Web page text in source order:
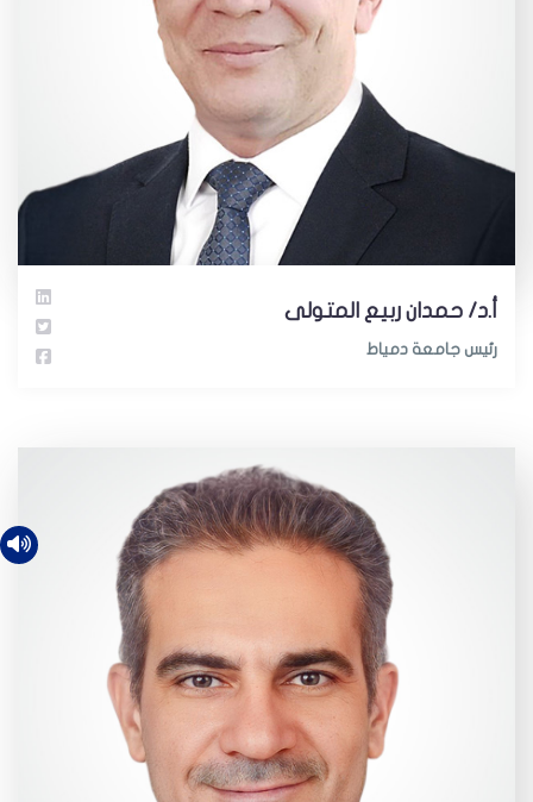
أ.د/ حمدان ربيع المتولى
رئيس جامعة دمياط